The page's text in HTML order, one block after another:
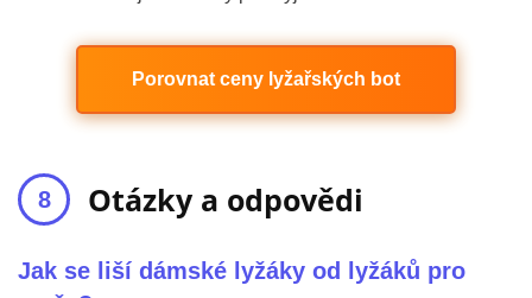
Porovnat ceny lyžařských bot
Otázky a odpovědi
Jak se liší dámské lyžáky od lyžáků pro